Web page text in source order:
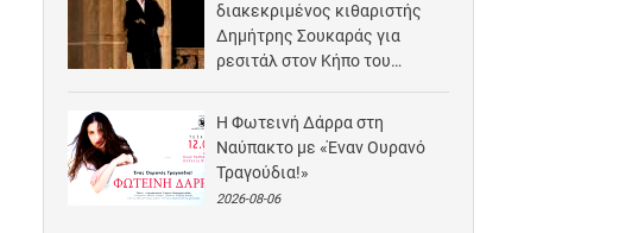
διακεκριμένος κιθαριστής
Δημήτρης Σουκαράς για
ρεσιτάλ στον Κήπο του
Η Φωτεινή Δάρρα στη
Ναύπακτο με «Έναν Ουρανό
Τραγούδια!»
2026-08-06